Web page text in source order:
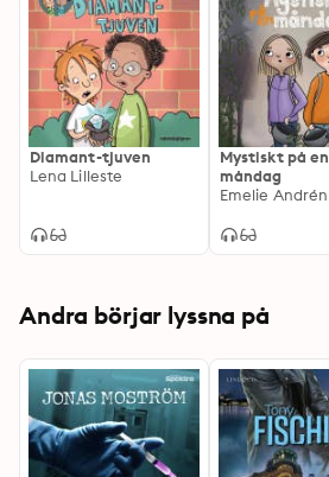
Diamant-tjuven
Lena Lilleste
Mystiskt på en
måndag
Emelie Andrén
Andra börjar lyssna på